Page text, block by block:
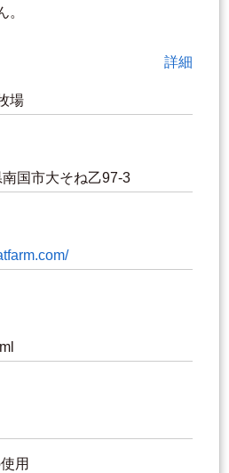
。
詳細
場
国市大そね乙97-3
用